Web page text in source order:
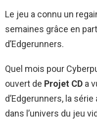
Le jeu a connu un
semaines grâce en
d’Edgerunners.
Quel mois pour
ouvert de Projet CD a
d’Edgerunners, la
dans l’univers du jeu